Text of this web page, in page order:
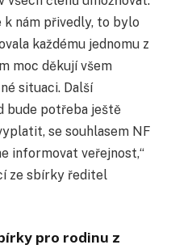
nám přivedly, to bylo
každému jednomu z
moc děkují všem
situaci. Další
bude potřeba ještě
se souhlasem NF
informovat veřejnost,“
ze sbírky ředitel
pro rodinu z